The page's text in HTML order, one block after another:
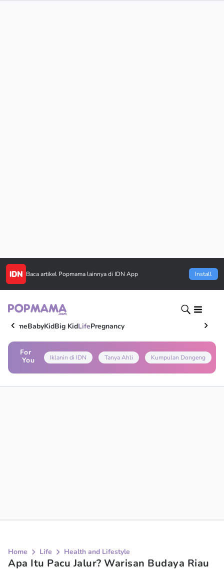
Baca artikel Popmama lainnya di IDN App Install
HomeBabyKidBig KidLifePregnancy
For
You
Iklanin di IDN Tanya Ahli Kumpulan Dongeng
Home Life Health and Lifestyle
Apa Itu Pacu Jalur? Warisan Budaya Riau